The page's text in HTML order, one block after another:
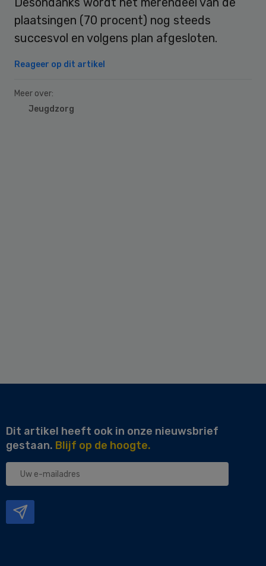
plaatsingen (70 procent) nog steeds
succesvol en volgens plan afgesloten.
Reageer op dit artikel
Meer over:
Jeugdzorg
Dit artikel heeft ook in onze nieuwsbrief
gestaan. Blijf op de hoogte.
Uw